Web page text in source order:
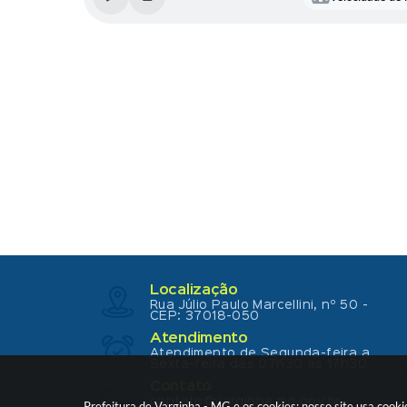
Localização
Rua Júlio Paulo Marcellini, nº 50 -
CEP: 37018-050
Atendimento
Atendimento de Segunda-feira a
contato@varginha.mg.gov.br